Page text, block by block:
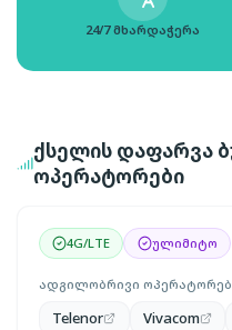
24/7 მხარდაჭერა
ქსელის დაფარვა
ოპერატორები
4G/LTE ულიმიტო
ადგილობრივი
Telenor Vivacom